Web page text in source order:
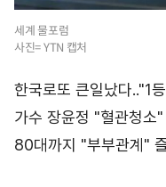
세계 물포럼
사진= YTN 캡처